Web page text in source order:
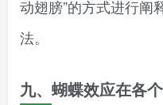
动翅膀”的方式进行阐
法。
九、蝴蝶效应在各